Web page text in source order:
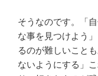
そうなのです。「
な事を見つけよう
るのが難しいこと
ないようにする」